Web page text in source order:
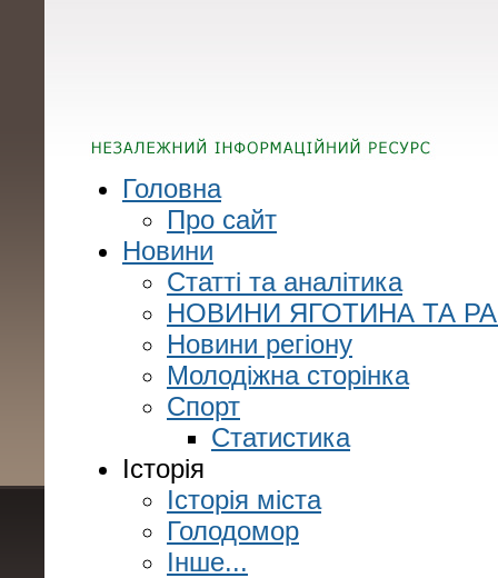
Головна
Про сайт
Новини
Статті та аналітика
НОВИНИ ЯГОТИНА ТА
Новини регіону
Молодіжна сторінка
Спорт
Статистика
Історія
Історія міста
Голодомор
Інше...